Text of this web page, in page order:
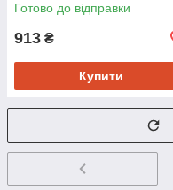
Готово до відправки
913 ₴
Купити